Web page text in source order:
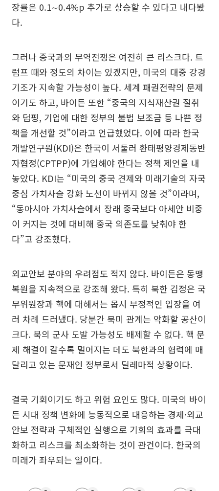
장률은 0.1∼0.4%p 추가로 상승할 수 있다고 내다봤
다.
그러나 중국과의 무역전쟁은 여전히 큰 리스크다. 트
럼프 때와 정도의 차이는 있겠지만, 미국의 대중 강경
기조가 지속할 가능성이 높다. 세계 패권전략의 문제
이기도 하고, 바이든 또한 “중국의 지식재산권 절취
와 덤핑, 기업에 대한 정부의 불법 보조금 등 나쁜 정
책을 개선할 것”이라고 언급했었다. 이에 따라 한국
개발연구원(KDI)은 한국이 서둘러 환태평양경제동반
자협정(CPTPP)에 가입해야 한다는 정책 제언을 내
놓았다. KDI는 “미국의 중국 견제와 미래기술의 자국
중심 가치사슬 강화 노선이 바뀌지 않을 것”이라며,
“동아시아 가치사슬에서 장래 중국보다 아세안 비중
이 커지는 것에 대비해 중국 의존도를 낮춰야 한
다”고 강조했다.
외교안보 분야의 우려점도 적지 않다. 바이든은 동맹
복원을 지속적으로 강조해 왔다. 특히 북한 김정은 국
무위원장과 핵에 대해서는 몹시 부정적인 입장을 여
러 차례 드러냈다. 당분간 북미 관계는 악화할 공산이
크다. 북의 군사 도발 가능성도 배제할 수 없다. 핵 문
제 해결이 갈수록 멀어지는 데도 북한과의 협력에 매
달리고 있는 문재인 정부로서 딜레마적 상황이다.
결국 기회이기도 하고 위험 요인도 많다. 미국의 바이
든 시대 정책 변화에 능동적으로 대응하는 경제·외교
안보 전략과 구체적인 실행으로 기회의 효과를 극대
화하고 리스크를 최소화하는 것이 관건이다. 한국의
미래가 좌우되는 일이다.